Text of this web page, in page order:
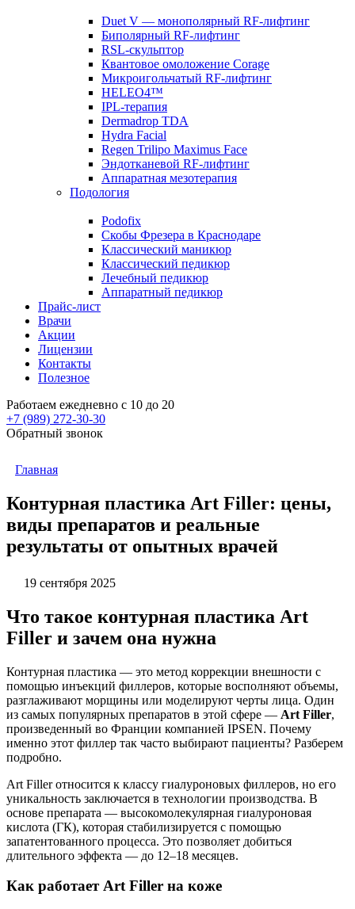
Duet V — монополярный RF-лифтинг
Биполярный RF-лифтинг
RSL-скульптор
Квантовое омоложение Corage
Микроигольчатый RF-лифтинг
HELEO4™
IPL-терапия
Dermadrop TDA
Hydra Facial
Regen Trilipo Maximus Face
Эндотканевой RF-лифтинг
Аппаратная мезотерапия
Подология
Podofix
Скобы Фрезера в Краснодаре
Классический маникюр
Классический педикюр
Лечебный педикюр
Аппаратный педикюр
Прайс-лист
Врачи
Акции
Лицензии
Контакты
Полезное
Работаем ежедневно с 10 до 20
+7 (989) 272-30-30
Обратный звонок
Главная
Контурная пластика Art Filler: цены,
виды препаратов и реальные
результаты от опытных врачей
19 сентября 2025
Что такое контурная пластика Art
Filler и зачем она нужна
Контурная пластика — это метод коррекции внешности с
помощью инъекций филлеров, которые восполняют объемы,
разглаживают морщины или моделируют черты лица. Один
из самых популярных препаратов в этой сфере — Art Filler,
произведенный во Франции компанией IPSEN. Почему
именно этот филлер так часто выбирают пациенты? Разберем
подробно.
Art Filler относится к классу гиалуроновых филлеров, но его
уникальность заключается в технологии производства. В
основе препарата — высокомолекулярная гиалуроновая
кислота (ГК), которая стабилизируется с помощью
запатентованного процесса. Это позволяет добиться
длительного эффекта — до 12–18 месяцев.
Как работает Art Filler на коже